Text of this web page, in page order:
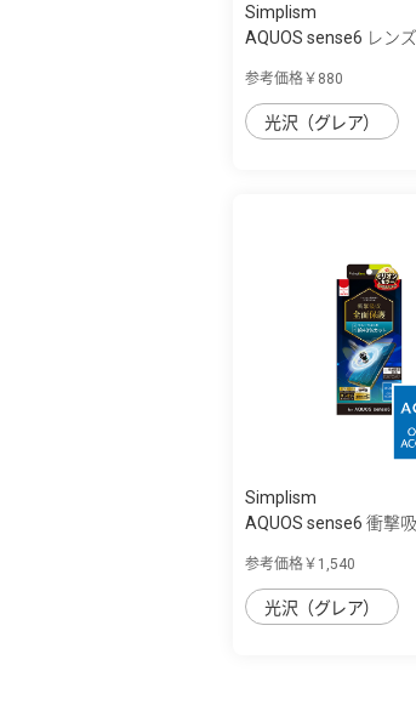
Simplism
AQUOS sense6 レン
参考価格￥880
光沢（グレア）
Simplism
AQUOS sense6 衝撃
参考価格￥1,540
光沢（グレア）